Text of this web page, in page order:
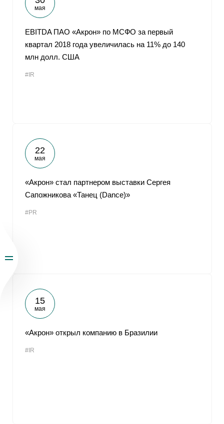
мая
EBITDA ПАО «Акрон» по МСФО за первый
квартал 2018 года увеличилась на 11% до 140
млн долл. США
#IR
22
мая
«Акрон» стал партнером выставки Сергея
Сапожникова «Танец (Dance)»
#PR
15
мая
«Акрон» открыл компанию в Бразилии
#IR